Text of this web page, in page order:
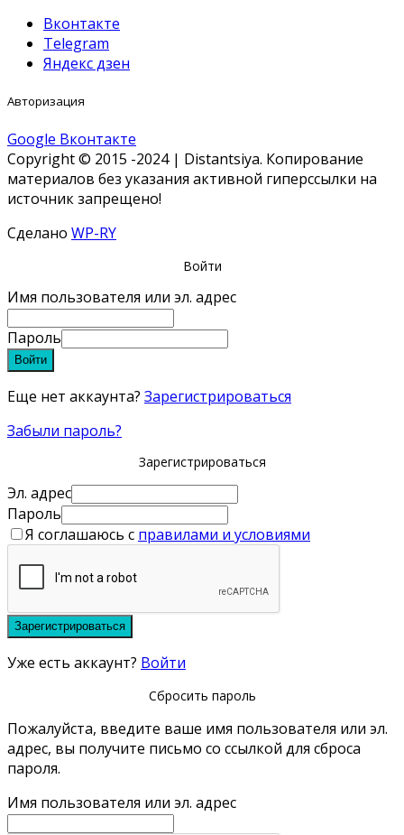
Вконтакте
Telegram
Яндекс дзен
Авторизация
Google Вконтакте
Copyright © 2015 -2024 | Distantsiya. Копирование
материалов без указания активной гиперссылки на
источник запрещено!
Сделано WP-RY
Войти
Имя пользователя или эл. адрес
Пароль
Войти
Еще нет аккаунта? Зарегистрироваться
Забыли пароль?
Зарегистрироваться
Эл. адрес
Пароль
Я соглашаюсь с правилами и условиями
Зарегистрироваться
Уже есть аккаунт? Войти
Сбросить пароль
Пожалуйста, введите ваше имя пользователя или эл.
адрес, вы получите письмо со ссылкой для сброса
пароля.
Имя пользователя или эл. адрес